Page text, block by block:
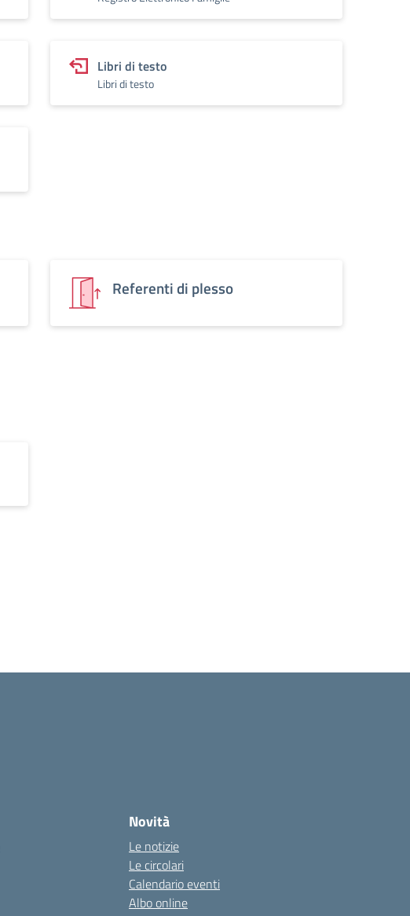
Libri di testo
Libri di testo
Referenti di plesso
Novità
Le notizie
Le circolari
Calendario eventi
Albo online